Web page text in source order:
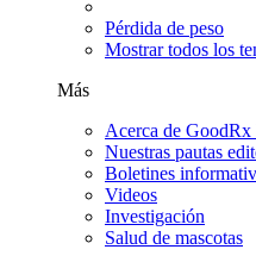
Pérdida de peso
Mostrar todos los
Más
Acerca de GoodRx
Nuestras pautas
Boletines
Videos
Investigación
Salud de mascotas